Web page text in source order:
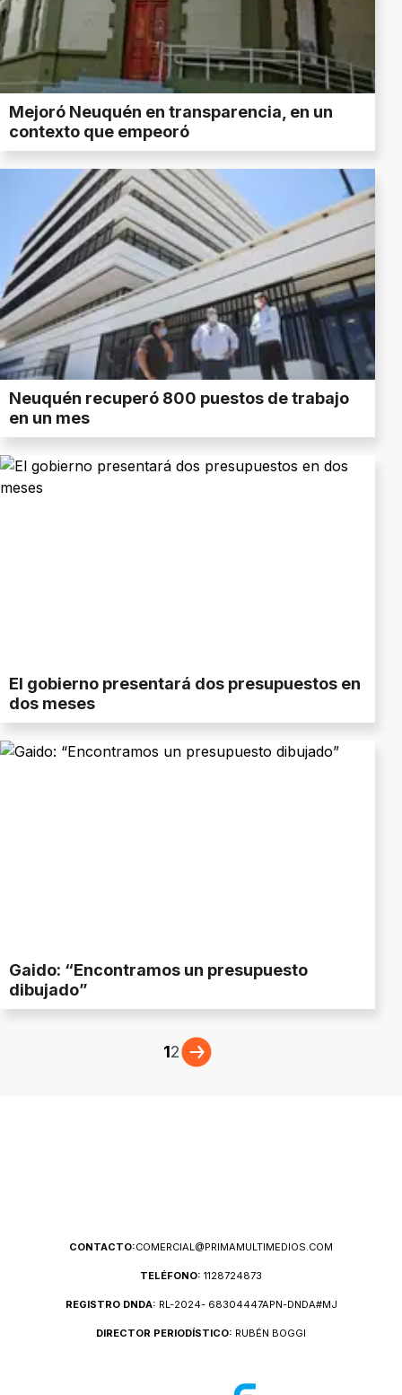
Mejoró Neuquén en transparencia, en un
contexto que empeoró
Neuquén recuperó 800 puestos de trabajo
en un mes
El gobierno presentará dos presupuestos en
dos meses
Gaido: “Encontramos un presupuesto
dibujado”
12
CONTACTO:COMERCIAL@PRIMAMULTIMEDIOS.COM
TELÉFONO: 1128724873
REGISTRO DNDA: RL-2024- 68304447APN-DNDA#MJ
DIRECTOR PERIODÍSTICO: RUBÉN BOGGI